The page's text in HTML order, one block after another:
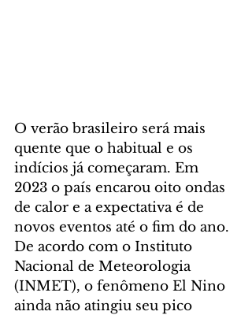
O verão brasileiro será mais
quente que o habitual e os
indícios já começaram. Em
2023 o país encarou oito ondas
de calor e a expectativa é de
novos eventos até o fim do ano.
De acordo com o Instituto
Nacional de Meteorologia
(INMET), o fenômeno El Nino
ainda não atingiu seu pico